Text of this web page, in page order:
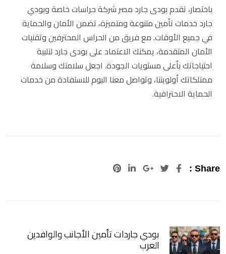
باختصار، تقدم بودى جارد مصر شركة حراسات خاصة وبودي
جارد خدمات تأمين متنوعة ومتميزة، تضمن الأمان والحماية
في جميع الأوقات. مع فريق من الحراس المحترفين وتقنيات
الأمان المتقدمة، يمكنك الاعتماد على بودى جارد لتلبية
احتياجاتك بأعلى مستويات الجودة. اجعل سلامتك وسلامة
ممتلكاتك أولويتنا، وتواصل معنا اليوم للاستفادة من خدمات
الحماية الاحترافية.
Share :
Google+
LinkedIn
Pinterest
بودي جاردات تأمين الأجانب والوافدين
العرب